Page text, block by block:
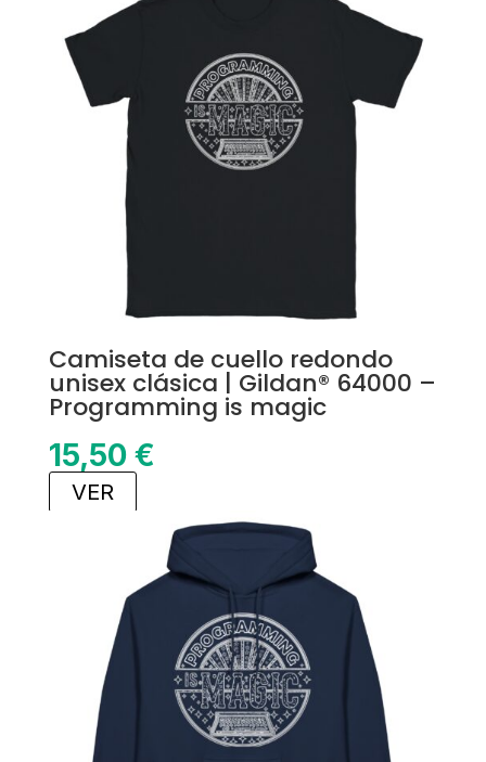
Camiseta de cuello redondo
unisex clásica | Gildan® 64000 –
Programming is magic
15,50 €
VER